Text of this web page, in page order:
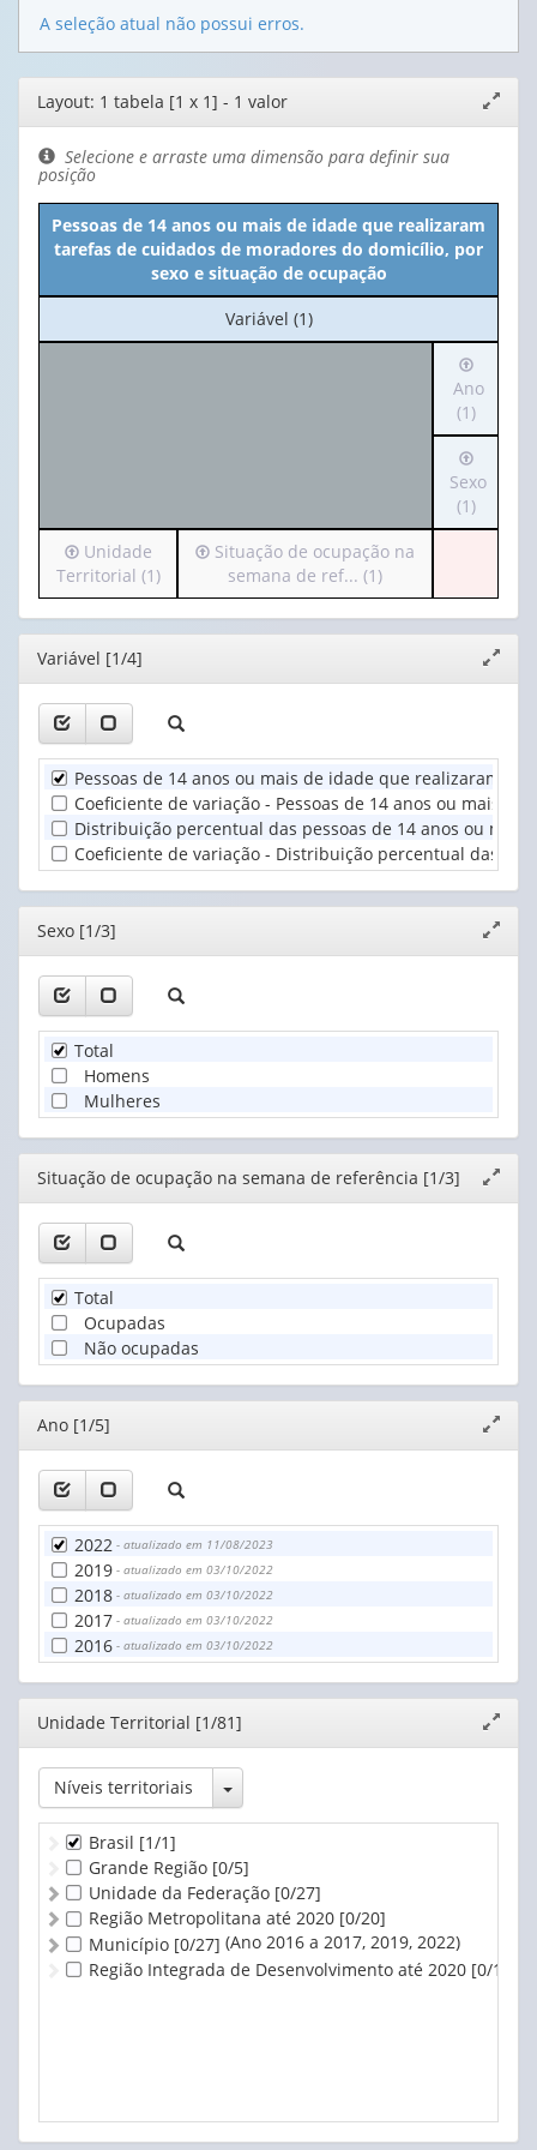
A seleção atual não possui erros.
Editor
de
layout
janela
Layout: 1 tabela [1 x 1] - 1 valor
Selecione e arraste uma dimensão para definir sua
posição
Pessoas de 14 anos ou mais de idade que realizaram
tarefas de cuidados de moradores do domicílio, por
sexo e situação de ocupação
No
cabeçalho:
Variável (1)
Irá
para
o
(possui
apenas
1
valor):
(1)
Ano
(1)
Irá
para
o
1
valor):
Sexo
Sexo
(1)
Irá
para
o
cabeçalho
(possui
apenas
valor):
Unidade
Territorial
(1)
Unidade
Territorial (1)
Irá
para
o
cabeçalho
Situação
de
ocupação
na
semana
de
ref...
Situação de ocupação na
semana de ref... (1)
Editor
janela
Variável [1/4]
Pessoas de 14 anos ou mais de idade que realizaram
Coeficiente de variação - Pessoas de 14 anos ou mais
Distribuição percentual das pessoas de 14 anos ou
Coeficiente de variação - Distribuição percentual das
Editor
janela
Sexo [1/3]
Total
Homens
Mulheres
Editor
janela
Situação de ocupação na semana de referência [1/3]
Total
Ocupadas
Não ocupadas
Editor
janela
Ano [1/5]
2022 - atualizado em 11/08/2023
2019 - atualizado em 03/10/2022
2018 - atualizado em 03/10/2022
2017 - atualizado em 03/10/2022
2016 - atualizado em 03/10/2022
Editor
janela
Unidade Territorial [1/81]
Níveis territoriais Toggle Dropdown
Brasil [1/1]
Grande Região [0/5]
Unidade da Federação [0/27]
Região Metropolitana até 2020 [0/20]
Município [0/27] (Ano 2016 a 2017, 2019, 2022)
Região Integrada de Desenvolvimento até 2020 [0/1]